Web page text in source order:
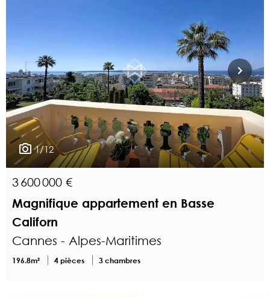
1/12
3 600 000 €
Magnifique appartement en Basse
Californ
Cannes - Alpes-Maritimes
196.8m² 4 pièces 3 chambres